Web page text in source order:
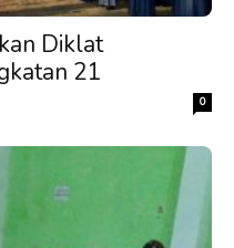
Diklat
21
0